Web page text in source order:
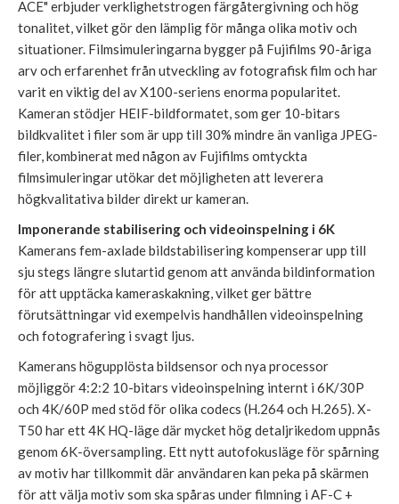
ACE" erbjuder verklighetstrogen färgåtergivning och hög
tonalitet, vilket gör den lämplig för många olika motiv och
situationer. Filmsimuleringarna bygger på Fujifilms 90-åriga
arv och erfarenhet från utveckling av fotografisk film och har
varit en viktig del av X100-seriens enorma popularitet.
Kameran stödjer HEIF-bildformatet, som ger 10-bitars
bildkvalitet i filer som är upp till 30% mindre än vanliga JPEG-
filer, kombinerat med någon av Fujifilms omtyckta
filmsimuleringar utökar det möjligheten att leverera
högkvalitativa bilder direkt ur kameran.
Imponerande stabilisering och videoinspelning i 6K
Kamerans fem-axlade bildstabilisering kompenserar upp till
sju stegs längre slutartid genom att använda bildinformation
för att upptäcka kameraskakning, vilket ger bättre
förutsättningar vid exempelvis handhållen videoinspelning
och fotografering i svagt ljus.
Kamerans högupplösta bildsensor och nya processor
möjliggör 4:2:2 10-bitars videoinspelning internt i 6K/30P
och 4K/60P med stöd för olika codecs (H.264 och H.265). X-
T50 har ett 4K HQ-läge där mycket hög detaljrikedom uppnås
genom 6K-översampling. Ett nytt autofokusläge för spårning
av motiv har tillkommit där användaren kan peka på skärmen
för att välja motiv som ska spåras under filmning i AF-C +